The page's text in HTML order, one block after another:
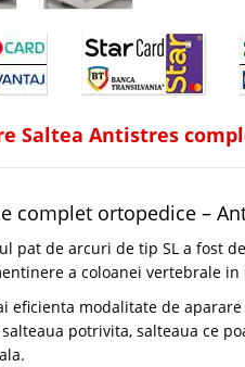
Saltea Antistres
complet ortopedice –
pat de arcuri de tip SL a fost
a coloanei vertebrale in
eficienta modalitate de
salteaua potrivita, salteaua ce